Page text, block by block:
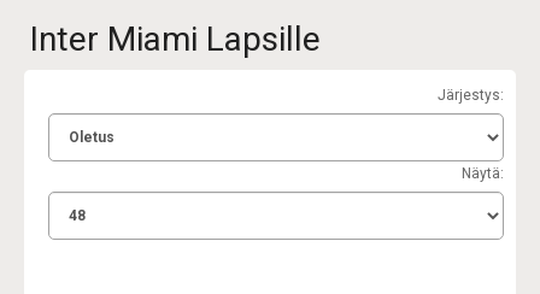
Inter Miami Lapsille
Järjestys:
Näytä: